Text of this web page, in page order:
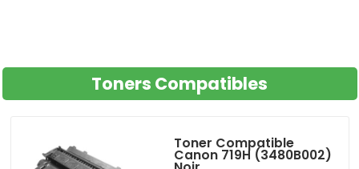
Toners Compatibles
Toner Compatible
Canon 719H (3480B002)